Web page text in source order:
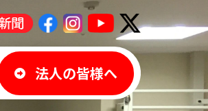
法人の皆様へ